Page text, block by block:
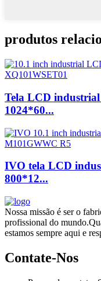
produtos
Tela LCD industrial
1024*60...
IVO tela LCD
800*12...
Nossa missão é ser o
profissional do
estamos sempre aqui e
Contate-Nos